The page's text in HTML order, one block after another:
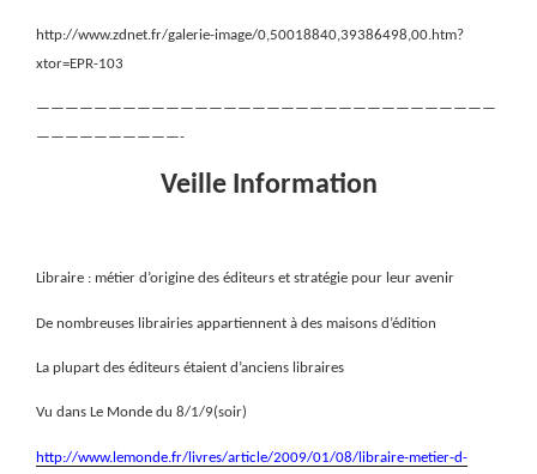
http://www.zdnet.fr/galerie-image/0,50018840,39386498,00.htm?
xtor=EPR-103
————————————————————————————————
——————————-
Veille Information
Libraire : métier d’origine des éditeurs et stratégie pour leur avenir
De nombreuses librairies appartiennent à des maisons d’édition
La plupart des éditeurs étaient d’anciens libraires
Vu dans Le Monde du 8/1/9(soir)
http://www.lemonde.fr/livres/article/2009/01/08/libraire-metier-d-